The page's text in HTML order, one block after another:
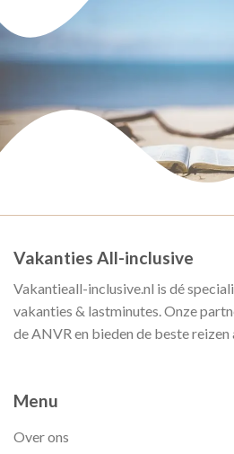
Vakanties All-inclusive
Vakantieall-inclusive.nl is dé
vakanties & lastminutes. Onze
de ANVR en bieden de beste reizen
Menu
Over ons